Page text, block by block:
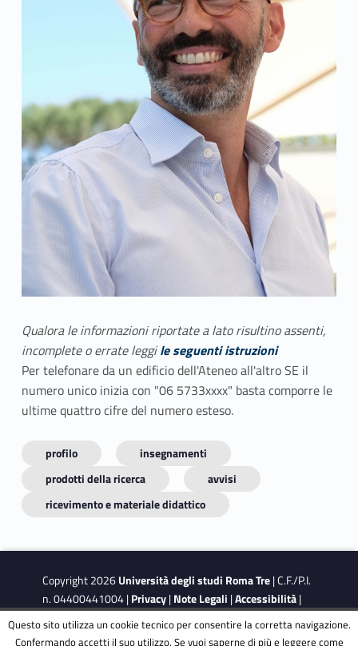
Qualora le informazioni riportate a lato risultino assenti,
incomplete o errate leggile seguenti istruzioni
Per telefonare da un edificio dell'Ateneo all'altro SE il
numero unico inizia con "06 5733xxxx" basta comporre le
ultime quattro cifre del numero esteso.
profilo
insegnamenti
prodotti della ricerca
avvisi
ricevimento e materiale didattico
Copyright 2026Università degli studi Roma Tre| C.F./P.I.
n. 04400441004 |Privacy|Note Legali |Accessibilità|
Obiettivi di accessibilità
| Dichiarazione di accessibilità
Questo sito utilizza un cookie tecnico per consentire la corretta navigazione.
Confermando accetti il suo utilizzo. Se vuoi saperne di più e leggere come